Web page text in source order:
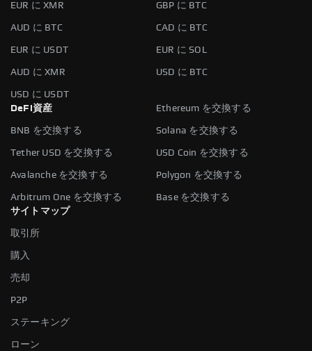
EUR に XMR GBP に BTC
AUD に BTC CAD に BTC
EUR に USDT EUR に SOL
AUD に XMR USD に BTC
USD に USDT
DeFi資産
Ethereum を交換する
BNB を交換する Solana を交換する
Tether USD を交換する USD Coin を交換する
Avalanche を交換する Polygon を交換する
Arbitrum One を交換する
Base を交換する
サイトマップ
取引所
購入
売却
P2P
ステーキング
ローン